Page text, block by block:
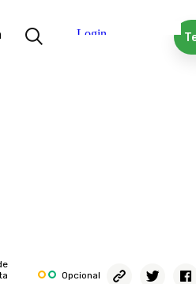
Opcional
UI / UX